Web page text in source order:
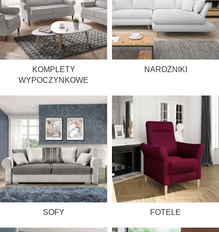
KOMPLETY
WYPOCZYNKOWE
NAROŻNIKI
SOFY FOTELE